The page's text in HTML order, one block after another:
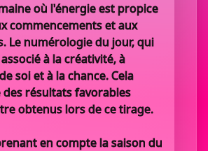
où l'énergie est propice
commencements et aux
Le numérologie du jour, qui
à la créativité, à
soi et à la chance. Cela
résultats favorables
obtenus lors de ce tirage.
en compte la saison du